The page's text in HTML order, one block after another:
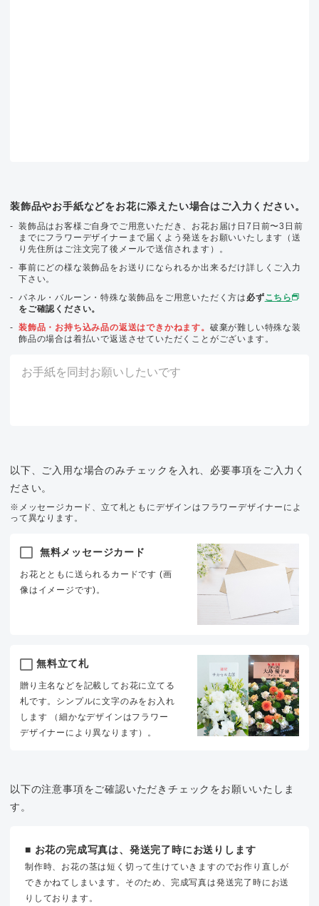
装飾品やお手紙などをお花に添えたい場合はご入力ください。
装飾品はお客様ご自身でご用意いただき、お花お届け日7日前〜3日前
までにフラワーデザイナーまで届くよう発送をお願いいたします（送
り先住所はご注文完了後メールで送信されます）。
事前にどの様な装飾品をお送りになられるか出来るだけ詳しくご入力
下さい。
パネル・バルーン・特殊な装飾品をご用意いただく方は 必ずこちら
をご確認ください。
装飾品・お持ち込み品の返送はできかねます。 破棄が難しい特殊な装
飾品の場合は着払いで返送させていただくことがございます。
以下、ご入用な場合のみチェックを入れ、必要事項をご入力く
ださい。
※メッセージカード、立て札ともにデザインはフラワーデザイナーによ
って異なります。
無料メッセージカード
お花とともに送られるカードです (画
像はイメージです)。
無料立て札
贈り主名などを記載してお花に立てる
札です。シンプルに文字のみをお入れ
します （細かなデザインはフラワー
デザイナーにより異なります）。
以下の注意事項をご確認いただきチェックをお願いいたしま
す。
■ お花の完成写真は、発送完了時にお送りします
制作時、お花の茎は短く切って生けていきますのでお作り直しが
できかねてしまいます。そのため、完成写真は発送完了時にお送
りしております。